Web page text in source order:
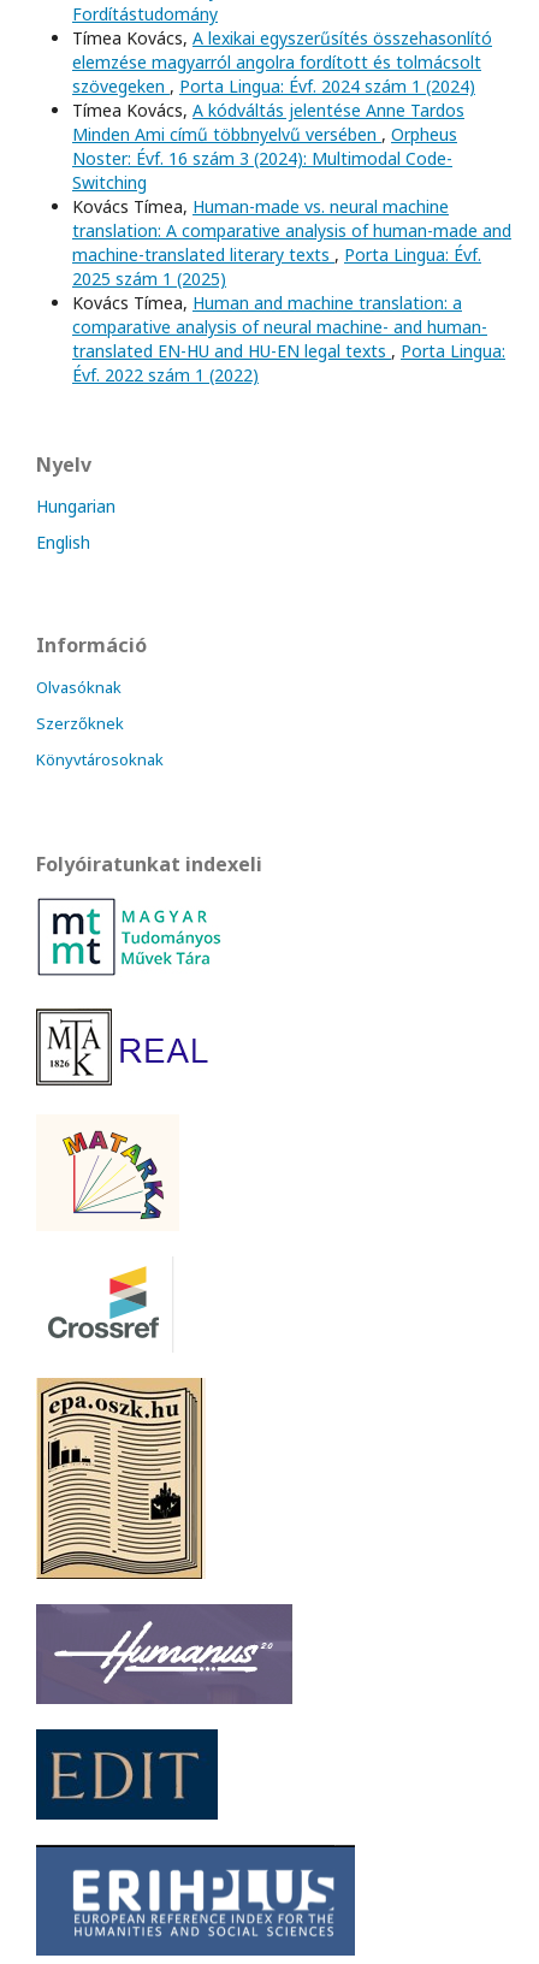
Fordítástudomány
Tímea Kovács, A lexikai egyszerűsítés összehasonlító
elemzése magyarról angolra fordított és tolmácsolt
szövegeken , Porta Lingua: Évf. 2024 szám 1 (2024)
Tímea Kovács, A kódváltás jelentése Anne Tardos
Minden Ami című többnyelvű versében , Orpheus
Noster: Évf. 16 szám 3 (2024): Multimodal Code-
Switching
Kovács Tímea, Human-made vs. neural machine
translation: A comparative analysis of human-made and
machine-translated literary texts , Porta Lingua: Évf.
2025 szám 1 (2025)
Kovács Tímea, Human and machine translation: a
comparative analysis of neural machine- and human-
translated EN-HU and HU-EN legal texts , Porta Lingua:
Évf. 2022 szám 1 (2022)
Nyelv
Hungarian
English
Információ
Olvasóknak
Szerzőknek
Könyvtárosoknak
Folyóiratunkat indexeli